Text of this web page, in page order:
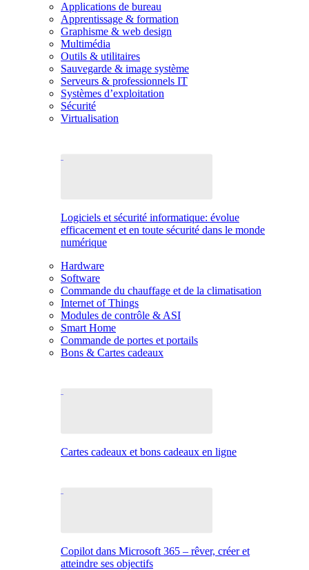
Applications de bureau
Apprentissage & formation
Graphisme & web design
Multimédia
Outils & utilitaires
Sauvegarde & image système
Serveurs & professionnels IT
Systèmes d’exploitation
Sécurité
Virtualisation
Logiciels et sécurité informatique: évolue
efficacement et en toute sécurité dans le monde
numérique
Hardware
Software
Commande du chauffage et de la climatisation
Internet of Things
Modules de contrôle & ASI
Smart Home
Commande de portes et portails
Bons & Cartes cadeaux
Cartes cadeaux et bons cadeaux en ligne
Copilot dans Microsoft 365 – rêver, créer et
atteindre ses objectifs